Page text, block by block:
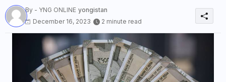
By - YNG ONLINE yongistan
December 16, 2023
2 minute read